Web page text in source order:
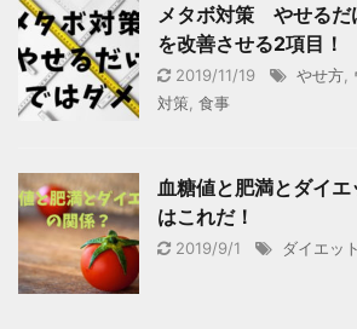
メタボ対策 やせるだ
を改善させる2項目！
2019/11/19 やせ方
対策 食事
血糖値と肥満とダイ
はこれだ！
2019/9/1 ダイエット